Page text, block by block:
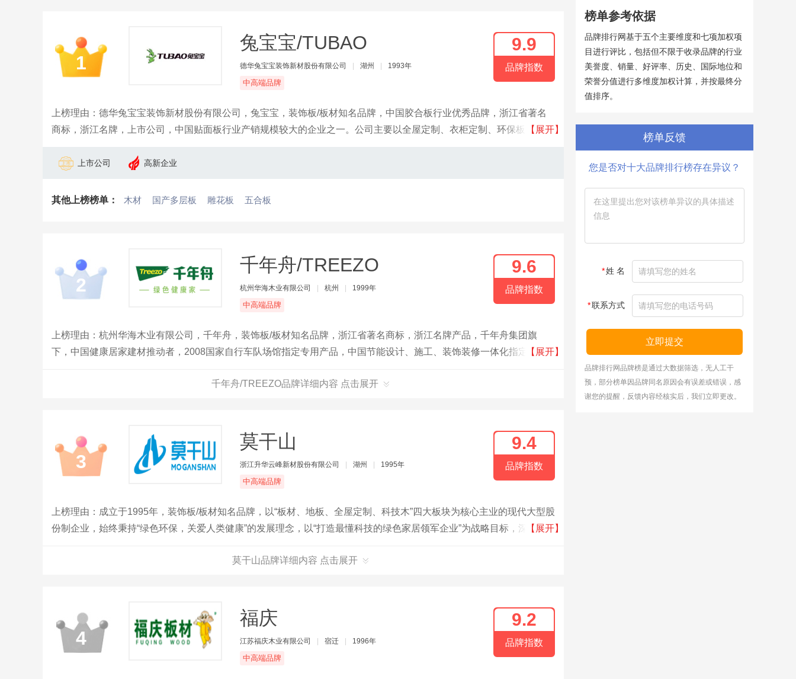
1
兔宝宝/TUBAO
德华兔宝宝装饰新材股份有限公司 湖州 1993年
中高端品牌
9.9
品牌指数
上榜理由：德华兔宝宝装饰新材股份有限公司，兔宝宝，装饰板/板材知名品牌，中国胶合板行业优秀品牌，浙江省著名
商标，浙江名牌，上市公司，中国贴面板行业产销规模较大的企业之一。公司主要以全屋定制、衣柜定制、环保板材、整
【展开】
上市公司 高新企业
其他上榜榜单： 木材 国产多层板 雕花板 五合板
2
千年舟/TREEZO
杭州华海木业有限公司 杭州 1999年
中高端品牌
9.6
品牌指数
上榜理由：杭州华海木业有限公司，千年舟，装饰板/板材知名品牌，浙江省著名商标，浙江名牌产品，千年舟集团旗
下，中国健康居家建材推动者，2008国家自行车队场馆指定专用产品，中国节能设计、施工、装饰装修一体化指定绿色
【展开】
千年舟/TREEZO品牌详细内容 点击展开
3
莫干山
浙江升华云峰新材股份有限公司 湖州 1995年
中高端品牌
9.4
品牌指数
上榜理由：成立于1995年，装饰板/板材知名品牌，以“板材、地板、全屋定制、科技木”四大板块为核心主业的现代大型股
份制企业，始终秉持“绿色环保，关爱人类健康”的发展理念，以“打造最懂科技的绿色家居领军企业”为战略目标，深耕于
【展开】
莫干山品牌详细内容 点击展开
4
福庆
江苏福庆木业有限公司 宿迁 1996年
中高端品牌
9.2
品牌指数
榜单参考依据
品牌排行网基于五个主要维度和七项加权项
目进行评比，包括但不限于收录品牌的行业
美誉度、销量、好评率、历史、国际地位和
荣誉分值进行多维度加权计算，并按最终分
值排序。
榜单反馈
您是否对十大品牌排行榜存在异议？
*姓 名
*联系方式
立即提交
品牌排行网品牌榜是通过大数据筛选，无人工干
预，部分榜单因品牌同名原因会有误差或错误，感
谢您的提醒，反馈内容经核实后，我们立即更改。